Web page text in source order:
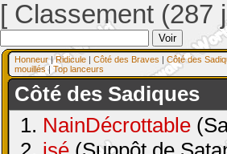
[ Classement (287
Honneur|Ridicule | Côté des Braves | Côté des
mouillés| Top lanceurs
Côté des Sadiques
1. NainDécrottable